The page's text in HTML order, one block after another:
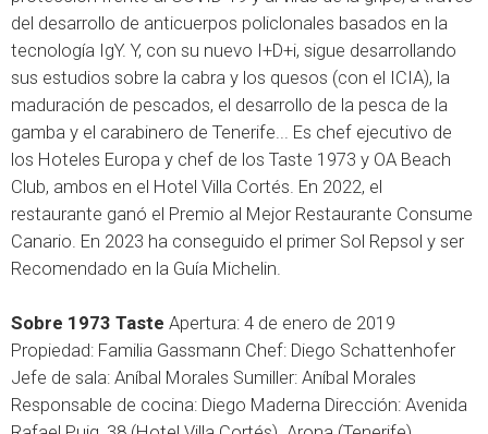
del desarrollo de anticuerpos policlonales basados en la
tecnología IgY. Y, con su nuevo I+D+i, sigue desarrollando
sus estudios sobre la cabra y los quesos (con el ICIA), la
maduración de pescados, el desarrollo de la pesca de la
gamba y el carabinero de Tenerife... Es chef ejecutivo de
los Hoteles Europa y chef de los Taste 1973 y OA Beach
Club, ambos en el Hotel Villa Cortés. En 2022, el
restaurante ganó el Premio al Mejor Restaurante Consume
Canario. En 2023 ha conseguido el primer Sol Repsol y ser
Recomendado en la Guía Michelin.
Sobre 1973 Taste Apertura: 4 de enero de 2019
Propiedad: Familia Gassmann Chef: Diego Schattenhofer
Jefe de sala: Aníbal Morales Sumiller: Aníbal Morales
Responsable de cocina: Diego Maderna Dirección: Avenida